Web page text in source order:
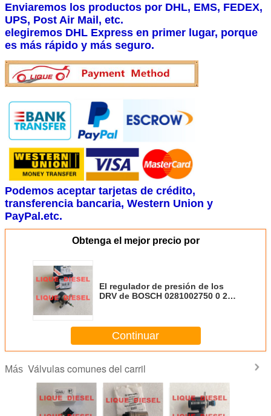
Enviaremos los productos por DHL, EMS, FEDEX,
UPS, Post Air Mail, etc.
elegiremos DHL Express en primer lugar, porque
es más rápido y más seguro.
Podemos aceptar tarjetas de crédito,
transferencia bancaria, Western Union y
PayPal.etc.
Obtenga el mejor precio por
El regulador de presión de los
DRV de BOSCH 0281002750 0 281
Continuar
Más Válvulas comunes del carril